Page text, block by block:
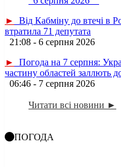
►
Від Кабміну до втечі в
втратила 71 депутата
21:08 - 6 серпня 2026
►
Погода на 7 серпня:
частину областей заллють
06:46 - 7 серпня 2026
Читати всі новини ►
ПОГОДА